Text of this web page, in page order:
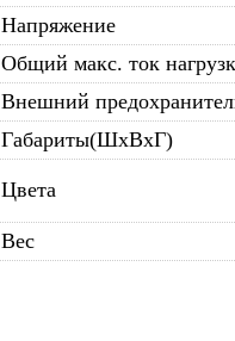
Напряжение
Общий макс. ток
Внешний
Габариты(ШxВxГ)
Цвета
Вес